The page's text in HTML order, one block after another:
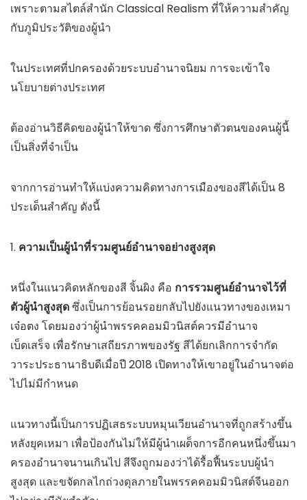
เพราะตามสไตล์สำนัก Classical Realism ที่ให้ความสำคัญ
กับภูมิประวัติของผู้นำ
ในประเทศที่ปกครองด้วยระบบอำนาจนิยม การจะเข้าใจ
นโยบายต่างประเทศ
ต้องอ่านวิธีคิดของผู้นำให้ขาด ซึ่งการศึกษาตัวตนของคนผู้นี้
เป็นสิ่งที่จำเป็น
จากการอ่านทำให้แบ่งความคิดทางการเมืองของสีได้เป็น 8
ประเด็นสำคัญ ดังนี้
1. ความเป็นผู้นำที่รวมศูนย์อำนาจอย่างสูงสุด
หนึ่งในแนวคิดหลักของสี จิ้นผิง คือ การรวมศูนย์อำนาจไว้ที่
ตัวผู้นำสูงสุดซึ่งเป็นการย้อนรอยกลับไปยังแนวทางของเหมา
เจ๋อตง โดยมองว่าผู้นำพรรคคอมมิวนิสต์ควรมีอำนาจ
เบ็ดเสร็จ เพื่อรักษาเสถียรภาพของรัฐ สีได้ยกเลิกการจำกัด
วาระประธานาธิบดีเมื่อปี 2018 เปิดทางให้เขาอยู่ในอำนาจต่อ
ไปไม่มีกำหนด
แนวทางนี้เป็นการปฏิเสธระบบหมุนเวียนอำนาจที่ถูกสร้างขึ้น
หลังยุคเหมา เพื่อป้องกันไม่ให้มีผู้นำเผด็จการอีกคนหนึ่งขึ้นมา
ครองอำนาจนานเกินไป สีจึงถูกมองว่าได้รื้อฟื้นระบบผู้นำ
สูงสุด และขจัดกลไกถ่วงดุลภายในพรรคคอมมิวนิสต์จีนออก